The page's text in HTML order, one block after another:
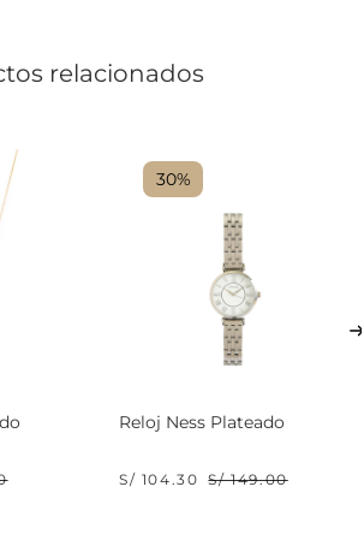
relacionados
30%
Reloj Ness Plateado
S/ 104.30 S/ 149.00